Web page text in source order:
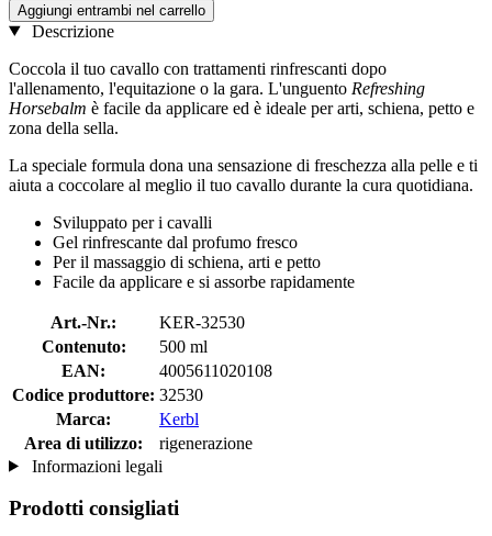
Aggiungi entrambi nel carrello
Descrizione
Coccola il tuo cavallo con trattamenti rinfrescanti dopo
l'allenamento, l'equitazione o la gara. L'unguento Refreshing
Horsebalm è facile da applicare ed è ideale per arti, schiena, petto e
zona della sella.
La speciale formula dona una sensazione di freschezza alla pelle e ti
aiuta a coccolare al meglio il tuo cavallo durante la cura quotidiana.
Sviluppato per i cavalli
Gel rinfrescante dal profumo fresco
Per il massaggio di schiena, arti e petto
Facile da applicare e si assorbe rapidamente
Art.-Nr.:
KER-32530
Contenuto:
500 ml
EAN:
4005611020108
Codice produttore: 32530
Marca:
Kerbl
Area di utilizzo:
rigenerazione
Informazioni legali
Prodotti consigliati